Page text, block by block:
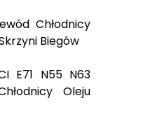
Chłodnicy
Biegów
E71 N55 N63
Oleju